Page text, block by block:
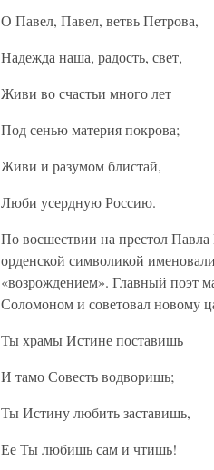
О Павел, Павел, ветвь Петрова,
Надежда наша, радость, свет,
Живи во счастьи много лет
Под сенью материя покрова;
Живи и разумом блистай,
Люби усердную Россию.
По восшествии на престол
орденской символикой
«возрождением». Главный поэт
Соломоном и советовал новому
Ты храмы Истине поставишь
И тамо Совесть водворишь;
Ты Истину любить заставишь,
Ее Ты любишь сам и чтишь!